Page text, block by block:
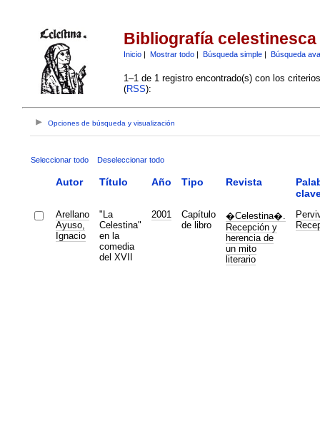
Bibliografía celestinesca
Inicio| Mostrar todo| Búsqueda simple| Búsqueda
1–1 de 1 registro encontrado(s) con los
(RSS):
Opciones de búsqueda y visualización
Seleccionar todo Deseleccionar todo
Autor Título Año Tipo Revista
Arellano
Ayuso,
Ignacio
"La
Celestina"
en la
comedia
del XVII
2001
Capítulo
de libro
�Celestina�.
Recepción y
herencia de
un mito
literario